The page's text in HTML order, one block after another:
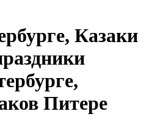
Казаки
Питере